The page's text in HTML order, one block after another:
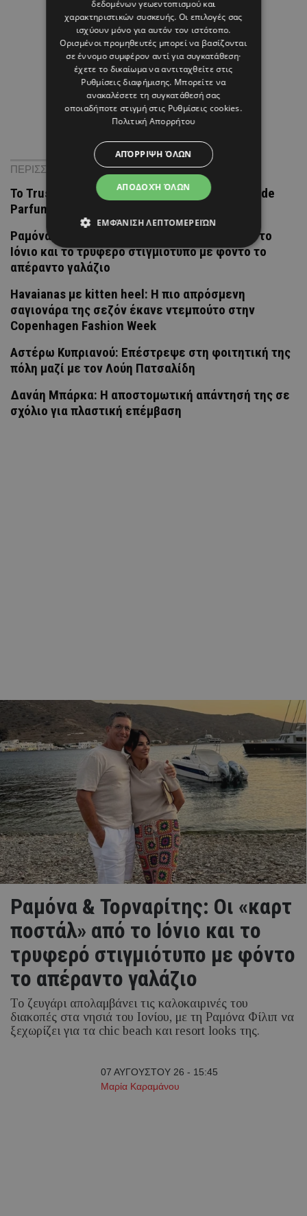
ΠΕΡΙΣΣΟΤΕΡΑ ΝΕΑ
Το Trussardi Elegantly Cool είναι ένα νέο Eau de
Parfum Lumineuse
Ραμόνα & Τορναρίτης: Οι «καρτ ποστάλ» από το
Ιόνιο και το τρυφερό στιγμιότυπο με φόντο το
απέραντο γαλάζιο
Havaianas με kitten heel: Η πιο απρόσμενη
σαγιονάρα της σεζόν έκανε ντεμπούτο στην
Copenhagen Fashion Week
Αστέρω Κυπριανού: Επέστρεψε στη φοιτητική της
πόλη μαζί με τον Λούη Πατσαλίδη
Δανάη Μπάρκα: Η αποστομωτική απάντησή της σε
σχόλιο για πλαστική επέμβαση
Ραμόνα & Τορναρίτης: Οι «καρτ
ποστάλ» από το Ιόνιο και το
τρυφερό στιγμιότυπο με φόντο
το απέραντο γαλάζιο
Το ζευγάρι απολαμβάνει τις καλοκαιρινές του
διακοπές στα νησιά του Ιονίου, με τη Ραμόνα Φίλιπ να
ξεχωρίζει για τα chic beach και resort looks της.
07 ΑΥΓΟΥΣΤΟΥ 26 - 15:45
Μαρία Καραμάνου
δεδομένων γεωεντοπισμού και
χαρακτηριστικών συσκευής. Οι επιλογές σας
ισχύουν μόνο για αυτόν τον ιστότοπο.
Ορισμένοι προμηθευτές μπορεί να βασίζονται
σε έννομο συμφέρον αντί για συγκατάθεση·
έχετε το δικαίωμα να αντιταχθείτε στις
Ρυθμίσεις διαφήμισης. Μπορείτε να
ανακαλέσετε τη συγκατάθεσή σας
οποιαδήποτε στιγμή στις Ρυθμίσεις cookies.
Πολιτική Απορρήτου
ΑΠΟΔΟΧΉ ΌΛΩΝ
ΑΠΌΡΡΙΨΗ ΌΛΩΝ
ΕΜΦΆΝΙΣΗ ΛΕΠΤΟΜΕΡΕΙΏΝ